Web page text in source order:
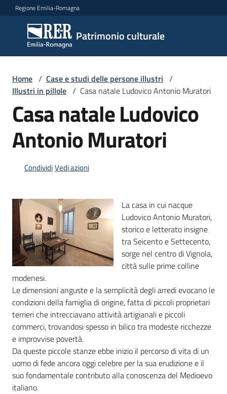
Vai al contenuto
Vai alla navigazione
Vai al footer
Regione Emilia-Romagna
Patrimonio culturale
Patrimonio
culturale
Argomenti
Novità
Servizi
Leggi
Atti
Bandi
Piani
Programmi
Progetti
Mediateca
Giuseppe
Guglielmi
Home / Case e studi delle persone illustri /
Illustri in pillole / Casa natale Ludovico Antonio Muratori
Casa natale Ludovico
Antonio Muratori
CondividiVedi azioni
La casa in cui nacque
Ludovico Antonio Muratori,
storico e letterato insigne
tra Seicento e Settecento,
sorge nel centro di Vignola,
città sulle prime colline
modenesi.
Le dimensioni anguste e la semplicità degli arredi evocano le
condizioni della famiglia di origine, fatta di piccoli proprietari
terrieri che intrecciavano attività artigianali e piccoli
commerci, trovandosi spesso in bilico tra modeste ricchezze
e improvvise povertà.
Da queste piccole stanze ebbe inizio il percorso di vita di un
uomo di fede ancora oggi celebre per la sua erudizione e il
suo fondamentale contributo alla conoscenza del Medioevo
italiano.